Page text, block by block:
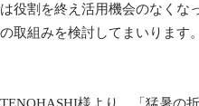
役割を終え活用機会のなく
取組みを検討してまいります。